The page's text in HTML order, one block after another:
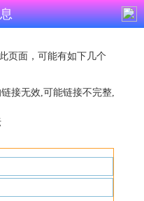
页面，可能有如下几个
接无效,可能链接不完整,